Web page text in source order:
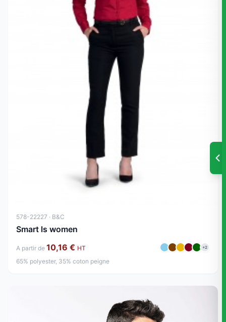
578-22227 · B&C
Smart ls women
A partir de 10,16 € HT +2
65% polyester, 35% coton peigne